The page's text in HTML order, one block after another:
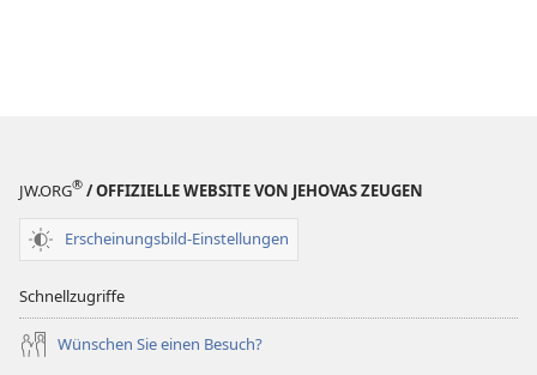
JW.ORG® / OFFIZIELLE WEBSITE VON JEHOVAS ZEUGEN
Erscheinungsbild-Einstellungen
Schnellzugriffe
Wünschen Sie einen Besuch?